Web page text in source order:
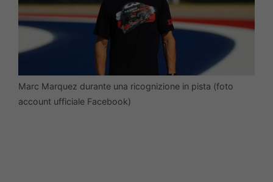
Marc Marquez durante una ricognizione in pista (foto
account ufficiale Facebook)